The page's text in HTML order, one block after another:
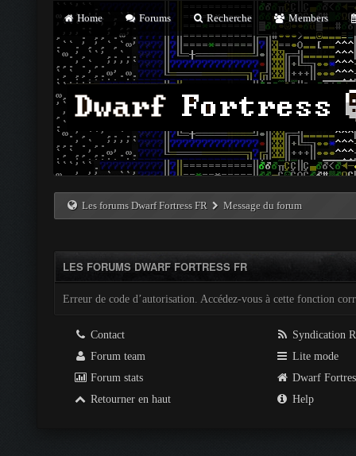
Home Forums Recherche Members
Les forums Dwarf Fortress FR Message du forum
LES FORUMS DWARF FORTRESS FR
Erreur de code d’autorisation. Accédez-vous à cette fonction
Contact
Forum team
Forum stats
Retourner en haut
Syndication
Lite mode
Dwarf
Help